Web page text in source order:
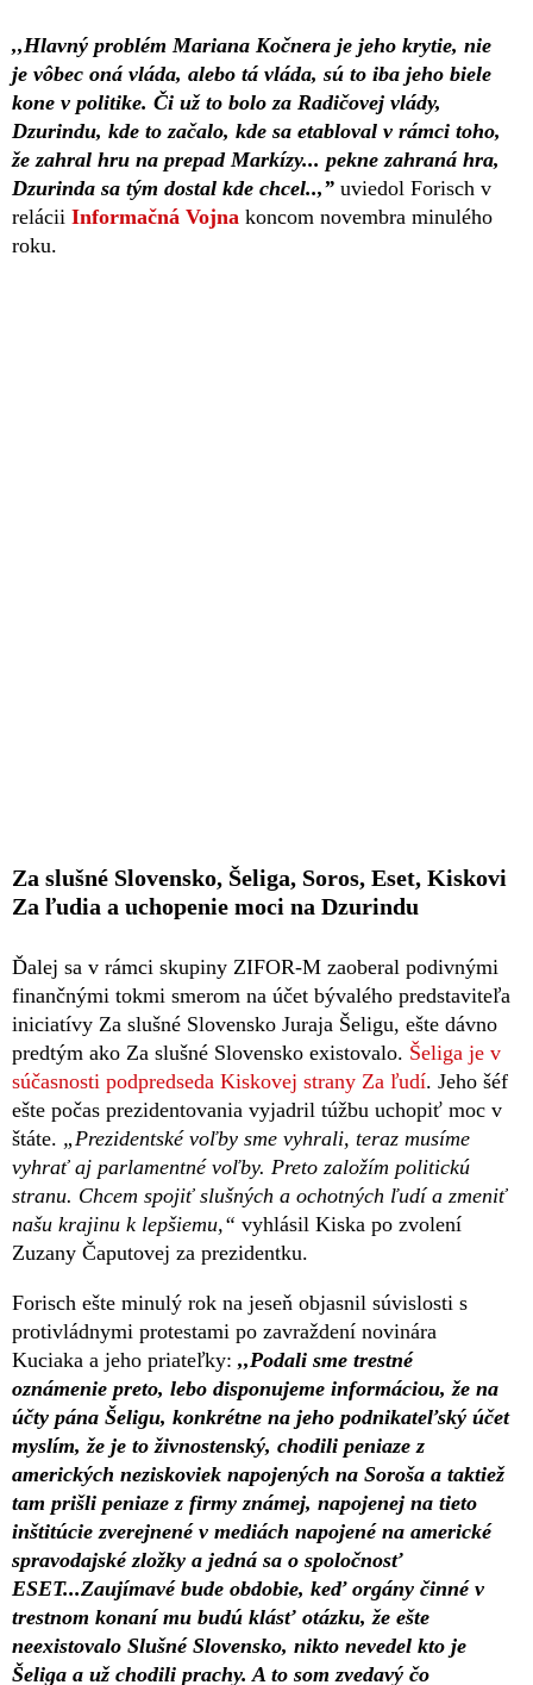
,,Hlavný problém Mariana Kočnera je jeho krytie, nie
je vôbec oná vláda, alebo tá vláda, sú to iba jeho biele
kone v politike. Či už to bolo za Radičovej vlády,
Dzurindu, kde to začalo, kde sa etabloval v rámci toho,
že zahral hru na prepad Markízy... pekne zahraná hra,
Dzurinda sa tým dostal kde chcel..,” uviedol Forisch v
relácii Informačná Vojna koncom novembra minulého
roku.
Za slušné Slovensko, Šeliga, Soros, Eset, Kiskovi
Za ľudia a uchopenie moci na Dzurindu
Ďalej sa v rámci skupiny ZIFOR-M zaoberal podivnými
finančnými tokmi smerom na účet bývalého predstaviteľa
iniciatívy Za slušné Slovensko Juraja Šeligu, ešte dávno
predtým ako Za slušné Slovensko existovalo. Šeliga je v
súčasnosti podpredseda Kiskovej strany Za ľudí. Jeho šéf
ešte počas prezidentovania vyjadril túžbu uchopiť moc v
štáte. „Prezidentské voľby sme vyhrali, teraz musíme
vyhrať aj parlamentné voľby. Preto založím politickú
stranu. Chcem spojiť slušných a ochotných ľudí a zmeniť
našu krajinu k lepšiemu,“ vyhlásil Kiska po zvolení
Zuzany Čaputovej za prezidentku.
Forisch ešte minulý rok na jeseň objasnil súvislosti s
protivládnymi protestami po zavraždení novinára
Kuciaka a jeho priateľky: ,,Podali sme trestné
oznámenie preto, lebo disponujeme informáciou, že na
účty pána Šeligu, konkrétne na jeho podnikateľský účet
myslím, že je to živnostenský, chodili peniaze z
amerických neziskoviek napojených na Soroša a taktiež
tam prišli peniaze z firmy známej, napojenej na tieto
inštitúcie zverejnené v mediách napojené na americké
spravodajské zložky a jedná sa o spoločnosť
ESET...Zaujímavé bude obdobie, keď orgány činné v
trestnom konaní mu budú klásť otázku, že ešte
neexistovalo Slušné Slovensko, nikto nevedel kto je
Šeliga a už chodili prachy. A to som zvedavý čo